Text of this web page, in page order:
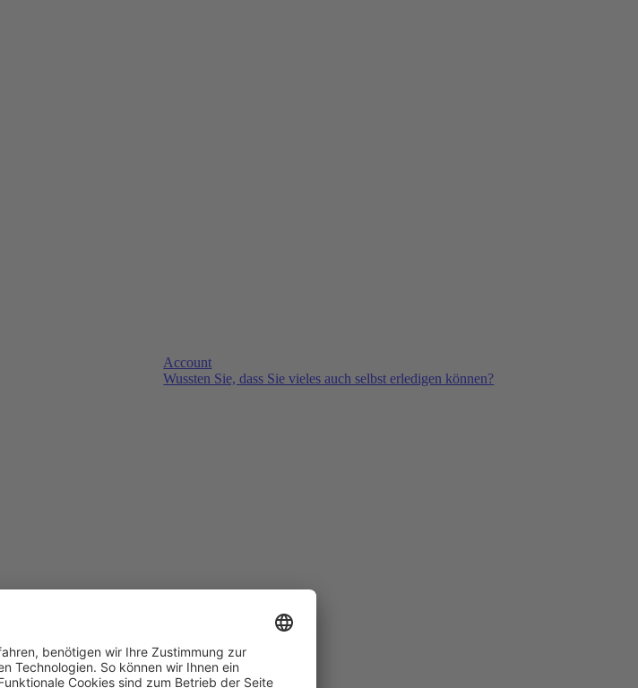
Account
Wussten Sie, dass Sie vieles auch selbst erledigen können?